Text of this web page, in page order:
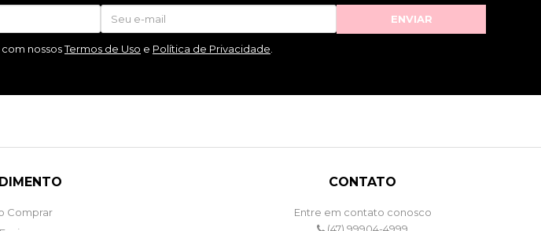
ENVIAR
nossosTermos de Uso e Política de Privacidade
Comprar
CONTATO
Entre em contato conosco